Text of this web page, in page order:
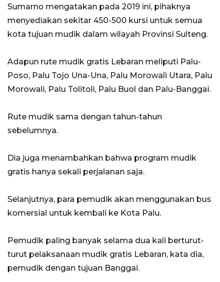
Sumarno mengatakan pada 2019 ini, pihaknya
menyediakan sekitar 450-500 kursi untuk semua
kota tujuan mudik dalam wilayah Provinsi Sulteng.
Adapun rute mudik gratis Lebaran meliputi Palu-
Poso, Palu Tojo Una-Una, Palu Morowali Utara, Palu
Morowali, Palu Tolitoli, Palu Buol dan Palu-Banggai.
Rute mudik sama dengan tahun-tahun
sebelumnya.
Dia juga menambahkan bahwa program mudik
gratis hanya sekali perjalanan saja.
Selanjutnya, para pemudik akan menggunakan bus
komersial untuk kembali ke Kota Palu.
Pemudik paling banyak selama dua kali berturut-
turut pelaksanaan mudik gratis Lebaran, kata dia,
pemudik dengan tujuan Banggai.